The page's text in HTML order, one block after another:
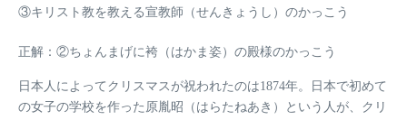
③キリスト教を教える宣教師（せんきょうし）のかっこう
正解：②ちょんまげに袴（はかま姿）の殿様のかっこう
日本人によってクリスマスが祝われたのは1874年。日本で初めて
の女子の学校を作った原胤昭（はらたねあき）という人が、クリ